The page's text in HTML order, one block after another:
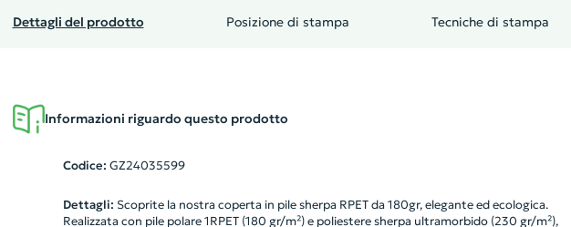
Dettagli del prodotto Posizione di stampa Tecniche di stampa
Informazioni riguardo questo prodotto
Codice: GZ24035599
Dettagli: Scoprite la nostra coperta in pile sherpa RPET da 180gr, elegante ed ecologica.
Realizzata con pile polare 1RPET (180 gr/m²) e poliestere sherpa ultramorbido (230 gr/m²),